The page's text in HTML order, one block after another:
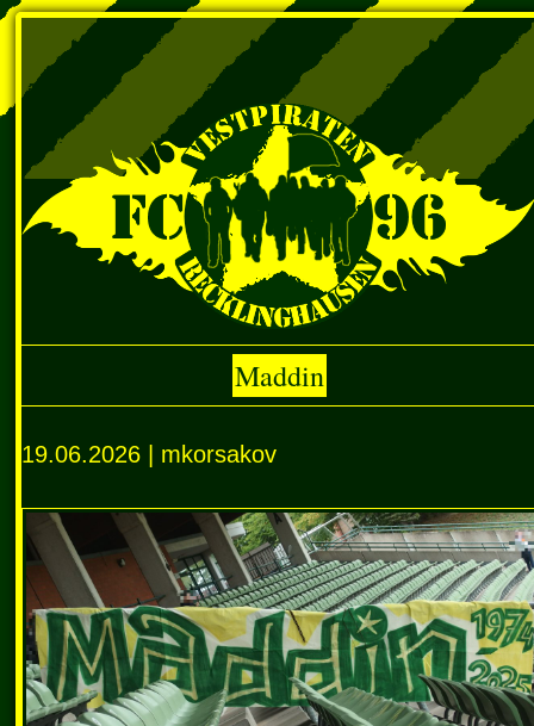
Maddin
19.06.2026 | mkorsakov